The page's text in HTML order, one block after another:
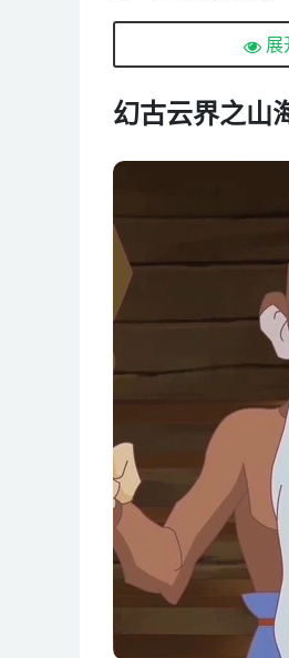
第04集 大个子的鸡蛋
第07集 相聚毛民国
第08集 丢失的果酒
第10集 重回君子国
第11集 剑圣大师
第12集 决战穷奇王
展
幻古云界之山